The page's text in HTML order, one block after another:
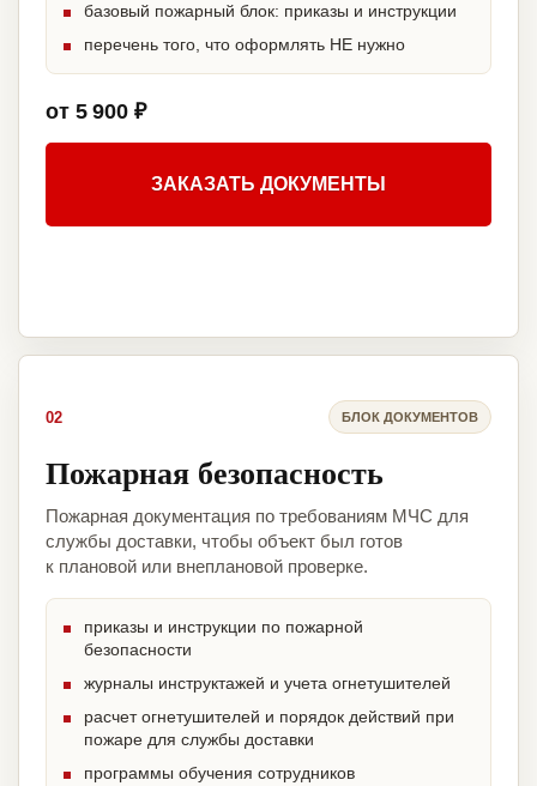
базовый пожарный блок: приказы и инструкции
перечень того, что оформлять НЕ нужно
от 5 900 ₽
ЗАКАЗАТЬ ДОКУМЕНТЫ
02 БЛОК ДОКУМЕНТОВ
Пожарная безопасность
Пожарная документация по требованиям МЧС для
службы доставки, чтобы объект был готов
к плановой или внеплановой проверке.
приказы и инструкции по пожарной
безопасности
журналы инструктажей и учета огнетушителей
расчет огнетушителей и порядок действий при
пожаре для службы доставки
программы обучения сотрудников